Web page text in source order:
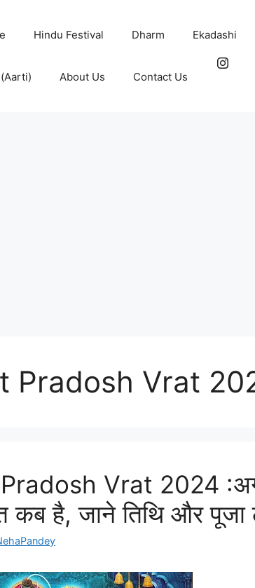
Hindu Festival Dharm Ekadashi
About Us Contact Us
Pradosh Vrat
Vrat 2024
कब है, जाने तिथि और पूजा